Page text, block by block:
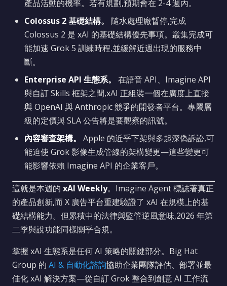
產品活動的機率。若有規劃,預期會在 2-4 週內。
Colossus 2 基礎結構。
隨水處理廠暫停,完成
Colossus 2 是 xAI 的基礎結構優先事項。叢集完成可
能加速 Grok 5 訓練時程,並緩解近週出現的服務中
斷。
Enterprise API 生態系。
在語音 API、Imagine API
與自訂 Skills 框架之間,xAI 正組裝一個在廣度上直接
與 OpenAI 與 Anthropic 競爭的開發者平台。專屬層
級的定價與 SLA 公告將是要觀察的訊號。
內容審查架構。
Apple 的近乎下架與多起深偽訴訟,可
能迫使 Grok 影像生成管線的架構變更—這些變更可
能影響依賴 Imagine API 的企業客戶。
這就是本週的 xAI Weekly。Imagine Agent 標誌著真正
的產品創新,而 X 廣告平台重建驗證了 xAI 在規模上的基
礎結構能力。但累積中的法律與監管逆風意味,2026 年第
二季與說功能同樣關乎合規。
掌握 xAI 生態系是任何 AI 策略的關鍵部分。Big Hat
Group 的 AI & 自動化諮詢協助企業團隊評估、部署並最
佳化 xAI 解決方案—從自訂 Grok 整合到創意 AI 工作流